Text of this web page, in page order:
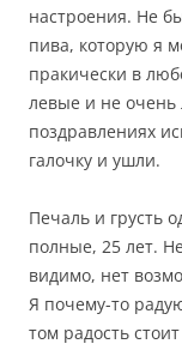
настроения. Не
пива, которую я
пракически в
левые и не очень
поздравлениях
галочку и ушли.
Печаль и грусть
полные, 25 лет.
видимо, нет
Я почему-то
том радость